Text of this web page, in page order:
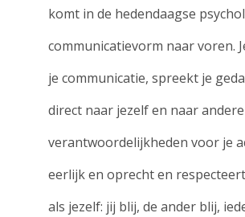
komt in de hedendaagse
communicatievorm naar voren.
je communicatie, spreekt je
direct naar jezelf en naar
verantwoordelijkheden voor je
eerlijk en oprecht en
als jezelf: jij blij, de ander blij,